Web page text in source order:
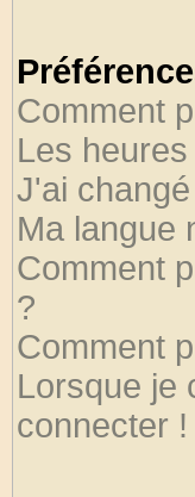
Comment
Les
J'ai
Ma langue
Comment
?
Comment
Lorsque je
connecter !